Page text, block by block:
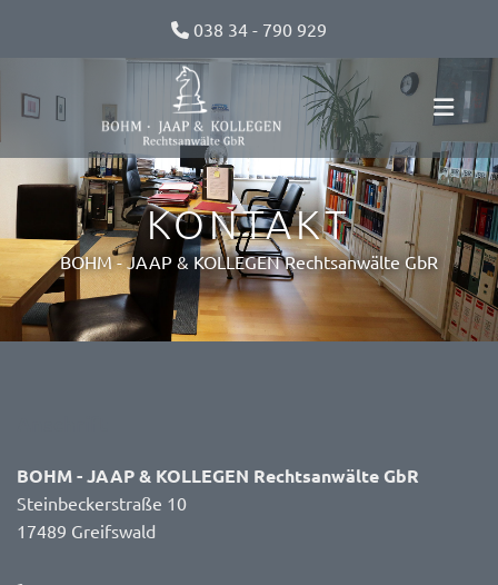
 038 34 - 790 929
KONTAKT
BOHM - JAAP & KOLLEGEN Rechtsanwälte GbR
BOHM - JAAP & KOLLEGEN Rechtsanwälte GbR
Steinbeckerstraße 10
17489 Greifswald